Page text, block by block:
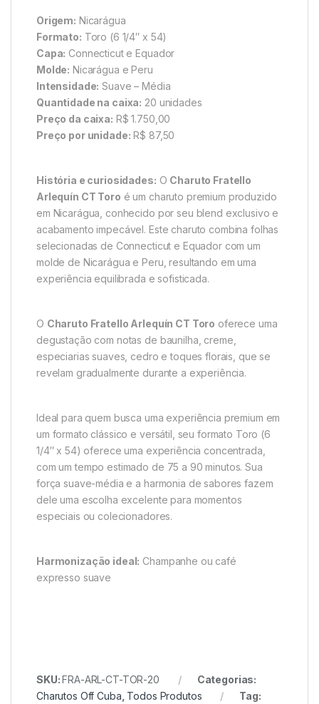
Origem: Nicarágua
Formato: Toro (6 1/4″ x 54)
Capa: Connecticut e Equador
Molde: Nicarágua e Peru
Intensidade: Suave – Média
Quantidade na caixa: 20 unidades
Preço da caixa: R$ 1.750,00
Preço por unidade: R$ 87,50
História e curiosidades: O Charuto Fratello
Arlequín CT Toro é um charuto premium produzido
em Nicarágua, conhecido por seu blend exclusivo e
acabamento impecável. Este charuto combina folhas
selecionadas de Connecticut e Equador com um
molde de Nicarágua e Peru, resultando em uma
experiência equilibrada e sofisticada.
O Charuto Fratello Arlequín CT Toro oferece uma
degustação com notas de baunilha, creme,
especiarias suaves, cedro e toques florais, que se
revelam gradualmente durante a experiência.
Ideal para quem busca uma experiência premium em
um formato clássico e versátil, seu formato Toro (6
1/4″ x 54) oferece uma experiência concentrada,
com um tempo estimado de 75 a 90 minutos. Sua
força suave-média e a harmonia de sabores fazem
dele uma escolha excelente para momentos
especiais ou colecionadores.
Harmonização ideal: Champanhe ou café
expresso suave
SKU:FRA-ARL-CT-TOR-20
Categorias:
Charutos Off Cuba Todos Produtos
Tag: